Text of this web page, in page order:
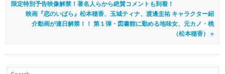
限定特別予告映像解禁！著名人らから絶賛コメントも到着！
映画『恋のいばら』松本穂香、玉城ティナ、渡邊圭祐 キャラクター紹
介動画が連日解禁！！ 第１弾・図書館に勤める地味女、元カノ・桃
（松本穂香） »